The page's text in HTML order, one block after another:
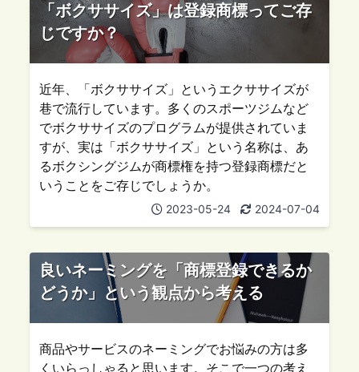
「ボクササイズ」は登録商標ってご存
じですか？
近年、「ボクササイズ」というエクササイズが
巷で流行しています。多くのスポーツジムなど
でボクササイズのプログラムが提供されていま
すが、実は「ボクササイズ」という名称は、あ
るボクシングジムが商標権を持つ登録商標だと
いうことをご存じでしょうか。
2023-05-24 2024-07-04
良いネーミングを「商標登録できるか
どうか」という観点から考える
商品やサービスのネーミングでお悩みの方は多
くいらっしゃると思います。そこで一つの考え